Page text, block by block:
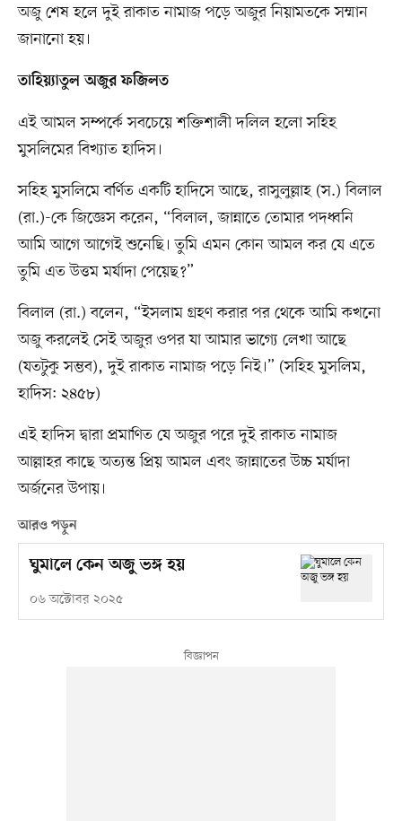
অজু শেষ হলে দুই রাকাত নামাজ পড়ে অজুর নিয়ামতকে সম্মান
জানানো হয়।
তাহিয়্যাতুল অজুর ফজিলত
এই আমল সম্পর্কে সবচেয়ে শক্তিশালী দলিল হলো সহিহ
মুসলিমের বিখ্যাত হাদিস।
সহিহ মুসলিমে বর্ণিত একটি হাদিসে আছে, রাসুলুল্লাহ (স.) বিলাল
(রা.)-কে জিজ্ঞেস করেন, “বিলাল, জান্নাতে তোমার পদধ্বনি
আমি আগে আগেই শুনেছি। তুমি এমন কোন আমল কর যে এতে
তুমি এত উত্তম মর্যাদা পেয়েছ?”
বিলাল (রা.) বলেন, “ইসলাম গ্রহণ করার পর থেকে আমি কখনো
অজু করলেই সেই অজুর ওপর যা আমার ভাগ্যে লেখা আছে
(যতটুকু সম্ভব), দুই রাকাত নামাজ পড়ে নিই।” (সহিহ মুসলিম,
হাদিস: ২৪৫৮)
এই হাদিস দ্বারা প্রমাণিত যে অজুর পরে দুই রাকাত নামাজ
আল্লাহর কাছে অত্যন্ত প্রিয় আমল এবং জান্নাতের উচ্চ মর্যাদা
অর্জনের উপায়।
আরও পড়ুন
ঘুমালে কেন অজু ভঙ্গ হয়
০৬ অক্টোবর ২০২৫